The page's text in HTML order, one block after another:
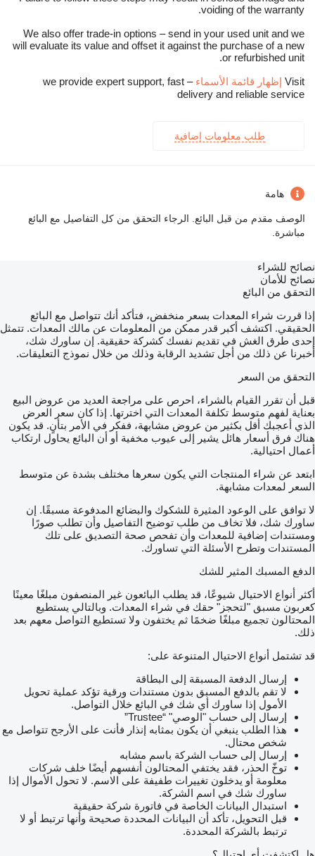
voiding of the warranty.
We also offer trade-in options – send in your used unit and we
will evaluate its value and offset it against the purchase of a new
or refurbished unit.
Visit إظهار قائمة الأسماء
– we provide expert support, fast
delivery and reliable service
طلب معلومات إضافية
هامة
الوصف مقدم من قبل البائع. الرجاء التحقق من كل التفاصيل مع البائع
مباشرة.
نصائح للشراء
نصائح للأمان
التحقق من البائع
إذا قررت شراء المعدات بسعر منخفض، فتأكد أنك تتواصل مع البائع
الحقيقي. اكتشف أكبر قدر ممكن من المعلومات عن مالك المعدات. تتمثل
إحدى طرق الغش في تقديم نفسك كشركة حقيقية. إن ساورك شك،
أخبرنا عن ذلك من أجل تشديد الرقابة وذلك من خلال نموذج التعليقات.
التحقق من السعر
قبل أن تقرر القيام بالشراء، احرص على مراجعة العديد من عروض البيع
بعناية لفهم متوسط تكلفة المعدات التي اخترتها. إذا كان سعر العرض
الذي أعجبك أقل بكثير من عروض مشابهة، ففكر في الأمر بتأنٍ. قد يكون
هناك فرق أسعار هائل يشير إلى عيوب مخفية أو أن البائع يحاول ارتكاب
أعمال احتيالية.
ابتعد عن شراء المنتجات التي يكون سعرها مختلف بشدة عن متوسط
السعر لمعدات مشابهة.
لا توافق على الوعود المثيرة للشكوك والبضائع المدفوعة مسبقًا. إن
ساورك شك، فلا تخاف من طلب توضيح التفاصيل وأن تطلب صورًا
ومستندات إضافية للمعدات وأن تفحص صحة التصديق على تلك
المستندات وتطرح الأسئلة التي تساورك.
الدفع المسبك المثير للشك
أكثر أنواع الاحتيال شيوعًا، قد يطلب البائعون غير المنصفون مبلغًا معينًا
كعربون مسبق "لتحجز" حقك في شراء المعدات. وبالتالي يستطيع
المحتالون تجميع مبلغًا ضخمًا ثم يختفون ولا تستطيع التواصل معهم بعد
ذلك.
قد تشتمل أنواع الاحتيال المتنوعة على:
إرسال الدفعة المسبقة إلى البطاقة
لا تقم بالدفع المسبق بدون مستندات ورقية تؤكد عملية تحويل
الأمول إذا ساورك أي شك في البائع خلال التواصل.
إرسال إلى حساب "الوصي" “Trustee”
هذا الطلب ينبغي أن يكون بمثابه إنذار فأنت على الأرجح تتواصل مع
شخص محتال.
إرسال إلى حساب الشركة باسم مشابه
توخّ الحذر، فقد يختفي المحتالون أنفسهم أيضًا خلف شركات
معلومة أو يدخلون تغييرات طفيفة على الاسم. لا تحول الأموال إذا
ساورك شك في اسم الشركة.
استبدال البيانات الخاصة في فاتورة شركة حقيقية
قبل التحويل، تأكد أن البيانات المحددة صحيحة وأنها ترتبط أو لا
ترتبط بالشركة المحددة.